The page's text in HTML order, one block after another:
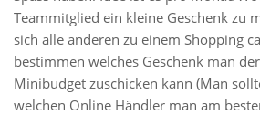
Teammitglied ein kleine Geschenk zu
sich alle anderen zu einem Shopping
bestimmen welches Geschenk man
Minibudget zuschicken kann (Man
welchen Online Händler man am